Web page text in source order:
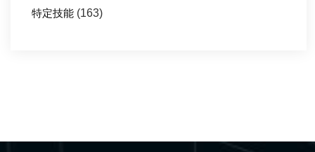
特定技能 (163)